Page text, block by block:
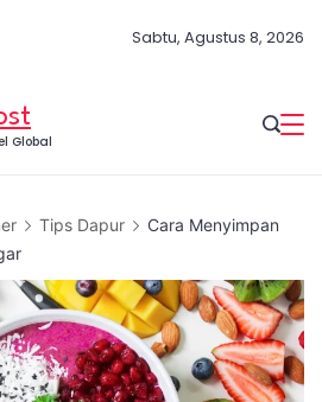
Sabtu, Agustus 8, 2026
Global
Tips Dapur
Cara Menyimpan